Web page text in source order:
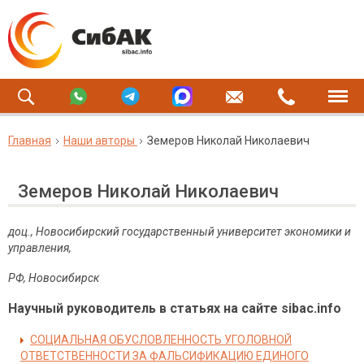
Главная Наши авторы Земеров Николай Николаевич
Земеров Николай Николаевич
доц., Новосибирский государственный университет экономики и
управления,
РФ, Новосибирск
Научный руководитель в статьях на сайте sibac.info
СОЦИАЛЬНАЯ ОБУСЛОВЛЕННОСТЬ УГОЛОВНОЙ
ОТВЕТСТВЕННОСТИ ЗА ФАЛЬСИФИКАЦИЮ ЕДИНОГО